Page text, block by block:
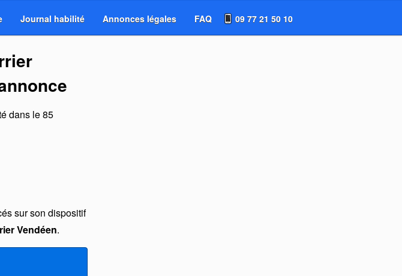
Journal habilité Annonces légales FAQ 09 77 21 50 10
dans le 85
sur son dispositif
Vendéen.